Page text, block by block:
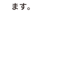
ます。